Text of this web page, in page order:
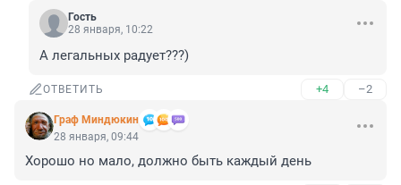
Гость
28 января, 10:22
А легальных радует???)
ОТВЕТИТЬ +4 –2
Граф Миндюкин
28 января, 09:44
Хорошо но мало, должно быть каждый день